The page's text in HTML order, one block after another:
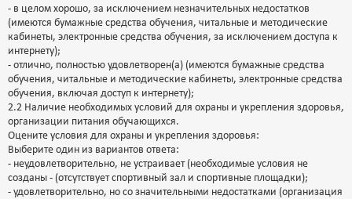
- в целом хорошо, за исключением незначительных недостатков
(имеются бумажные средства обучения, читальные и методические
кабинеты, электронные средства обучения, за исключением доступа к
интернету);
- отлично, полностью удовлетворен(а) (имеются бумажные средства
обучения, читальные и методические кабинеты, электронные средства
обучения, включая доступ к интернету);
2.2 Наличие необходимых условий для охраны и укрепления здоровья,
организации питания обучающихся.
Оцените условия для охраны и укрепления здоровья:
Выберите один из вариантов ответа:
- неудовлетворительно, не устраивает (необходимые условия не
созданы - (отсутствует спортивный зал и спортивные площадки);
- удовлетворительно, но со значительными недостатками (организация